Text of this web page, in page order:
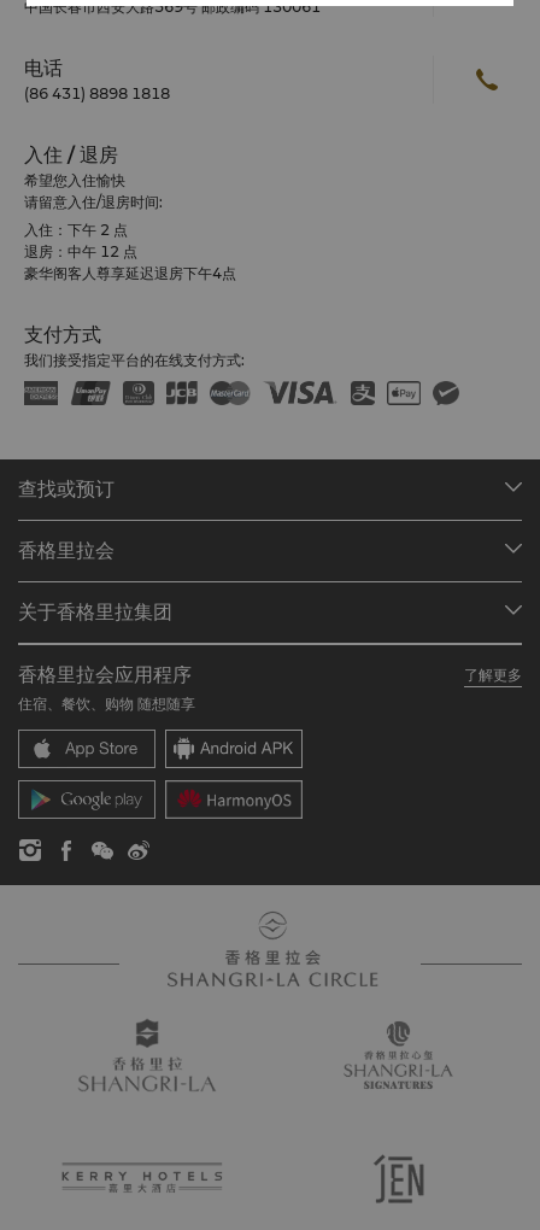
中国长春市西安大路569号 邮政编码 130061
电话
(86 431) 8898 1818
入住 / 退房
希望您入住愉快
请留意入住/退房时间:
入住：下午 2 点
退房：中午 12 点
豪华阁客人尊享延迟退房下午4点
支付方式
我们接受指定平台的在线支付方式:
查找或预订
查找预订
餐厅与酒吧
香格里拉会
加入香格里拉会
常见问题
联络我们
关于香格里拉集团
我们的酒店品牌
香格里拉中心
香格里拉公寓
联系方式
职业发展
企业社会责任
新闻稿
香格里拉会应用程序
了解更多
住宿、餐饮、购物 随想随享